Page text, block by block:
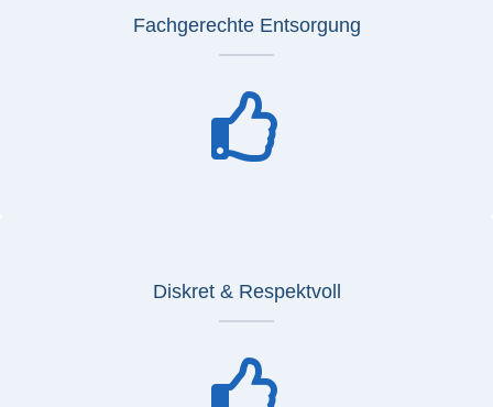
Fachgerechte Entsorgung
Diskret & Respektvoll